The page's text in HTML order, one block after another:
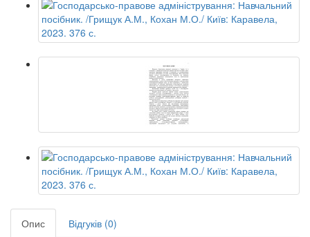
Опис
Відгуків (0)